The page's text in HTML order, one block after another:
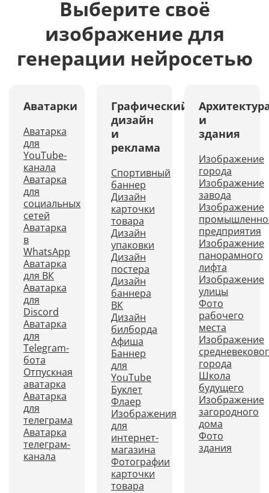
Выберите своё
изображение для
генерации нейросетью
Аватарки
Аватарка
для
YouTube-
канала
Аватарка
для
социальных
сетей
Аватарка
в
WhatsApp
Аватарка
для ВК
Аватарка
для
Discord
Аватарка
для
Telegram-
бота
Отпускная
аватарка
Аватарка
для
телеграма
Аватарка
телеграм-
канала
Графический
дизайн
и
реклама
Спортивный
баннер
Дизайн
карточки
товара
Дизайн
упаковки
Дизайн
постера
Дизайн
баннера
ВК
Дизайн
билборда
Афиша
Баннер
для
YouTube
Буклет
Флаер
Изображения
для
интернет-
магазина
Фотографии
карточки
товара
и
здания
Изображение
города
Изображение
завода
Изображение
предприятия
Изображение
панорамного
лифта
Изображение
улицы
Фото
рабочего
места
Изображение
города
Школа
будущего
Изображение
загородного
дома
Фото
здания